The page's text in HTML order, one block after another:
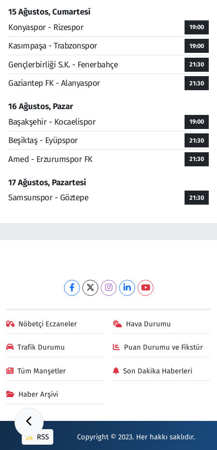
15 Ağustos, Cumartesi
Konyaspor - Rizespor
19:00
Kasımpaşa - Trabzonspor 19:00
Gençlerbirliği S.K. - Fenerbahçe 21:30
Gaziantep FK - Alanyaspor 21:30
16 Ağustos, Pazar
Başakşehir - Kocaelispor
19:00
Beşiktaş - Eyüpspor 21:30
Amed - Erzurumspor FK 21:30
17 Ağustos, Pazartesi
Samsunspor - Göztepe
21:30
Nöbetçi Eczaneler Hava Durumu
Trafik Durumu Puan Durumu ve Fikstür
Tüm Manşetler Son Dakika Haberleri
Haber Arşivi
RSS Copyright © 2023. Her hakkı saklıdır.